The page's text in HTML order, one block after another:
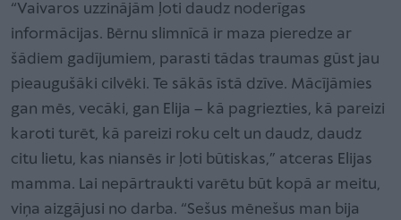
“Vaivaros uzzinājām ļoti daudz noderīgas
informācijas. Bērnu slimnīcā ir maza pieredze ar
šādiem gadījumiem, parasti tādas traumas gūst jau
pieaugušāki cilvēki. Te sākās īstā dzīve. Mācījāmies
gan mēs, vecāki, gan Elija – kā pagriezties, kā pareizi
karoti turēt, kā pareizi roku celt un daudz, daudz
citu lietu, kas niansēs ir ļoti būtiskas,” atceras Elijas
mamma. Lai nepārtraukti varētu būt kopā ar meitu,
viņa aizgājusi no darba. “Sešus mēnešus man bija